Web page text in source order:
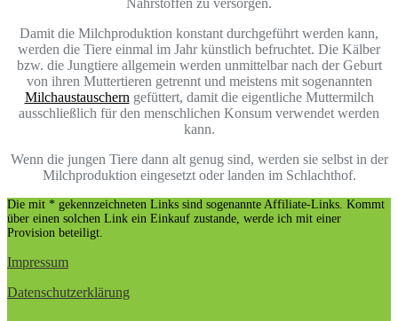
Damit die Milchproduktion konstant durchgeführt werden kann,
werden die Tiere einmal im Jahr künstlich befruchtet. Die Kälber
bzw. die Jungtiere allgemein werden unmittelbar nach der Geburt
von ihren Muttertieren getrennt und meistens mit sogenannten
Milchaustauschern gefüttert, damit die eigentliche Muttermilch
ausschließlich für den menschlichen Konsum verwendet werden
kann.
Wenn die jungen Tiere dann alt genug sind, werden sie selbst in der
Milchproduktion eingesetzt oder landen im Schlachthof.
Die mit * gekennzeichneten Links sind sogenannte Affiliate-Links. Kommt
über einen solchen Link ein Einkauf zustande, werde ich mit einer
Provision beteiligt.
Impressum
Datenschutzerklärung